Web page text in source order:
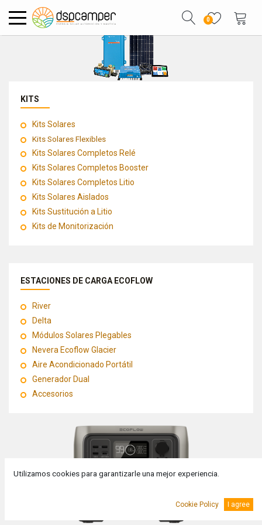
0
KITS
Kits Solares
Kits Solares Flexibles
Kits Solares Completos Relé
Kits Solares Completos Booster
Kits Solares Completos Litio
Kits Solares Aislados
Kits Sustitución a Litio
Kits de Monitorización
ESTACIONES DE CARGA ECOFLOW
River
Delta
Módulos Solares Plegables
Nevera Ecoflow Glacier
Aire Acondicionado Portátil
Generador Dual
Accesorios
Utilizamos cookies para garantizarle una mejor experiencia.
Cookie Policy I agree